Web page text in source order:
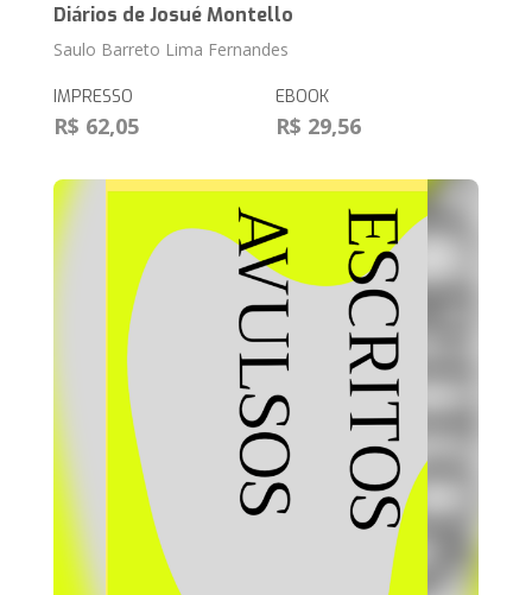
Diários de Josué Montello
Saulo Barreto Lima Fernandes
IMPRESSO
R$ 62,05
EBOOK
R$ 29,56